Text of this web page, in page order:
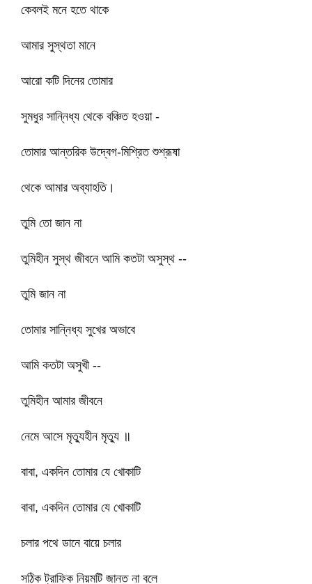
কেবলই মনে হতে থাকে
আমার সুস্থতা মানে
আরো কটি দিনের তোমার
সুমধুর সান্নিধ্য থেকে বঞ্চিত হওয়া -
তোমার আন্তরিক উদ্বেগ-মিশ্রিত শুশ্রূষা
থেকে আমার অব্যাহতি।
তুমি তো জান না
তুমিহীন সুস্থ জীবনে আমি কতটা অসুস্থ --
তুমি জান না
তোমার সান্নিধ্য সুখের অভাবে
আমি কতটা অসুখী --
তুমিহীন আমার জীবনে
নেমে আসে মৃত্যুহীন মৃত্যু ॥
বাবা, একদিন তোমার যে খোকাটি
বাবা, একদিন তোমার যে খোকাটি
চলার পথে ডানে বায়ে চলার
সঠিক ট্রাফিক নিয়মটি জানত না বলে